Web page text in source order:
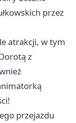
przez
atrakcji, w tym
z
przejazdu